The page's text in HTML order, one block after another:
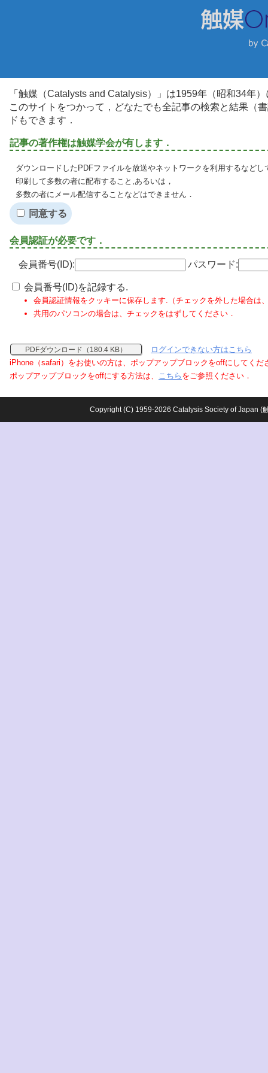
「触媒（Catalysts and Catalysis）」は1959年（昭和34年
このサイトをつかって，どなたでも全記事の検索と結果（
ドもできます．
記事の著作権は触媒学会が有します．
ダウンロードしたPDFファイルを放送やネットワークを利用するなど
印刷して多数の者に配布すること,あるいは，
多数の者にメール配信することなどはできません．
同意する
会員認証が必要です．
会員番号(ID): パスワード:
会員番号(ID)を記録する.
会員認証情報をクッキーに保存します.（チェックを外した場合は
共用のパソコンの場合は、チェックをはずしてください．
PDFダウンロード（180.4 KB）
ログインできない方はこちら
iPhone（safari）をお使いの方は、ポップアップブロックをoffにしてくだ
ポップアップブロックをoffにする方法は、 こちら をご参照ください．
Copyright (C) 1959-2026 Catalysis Society of Japan (